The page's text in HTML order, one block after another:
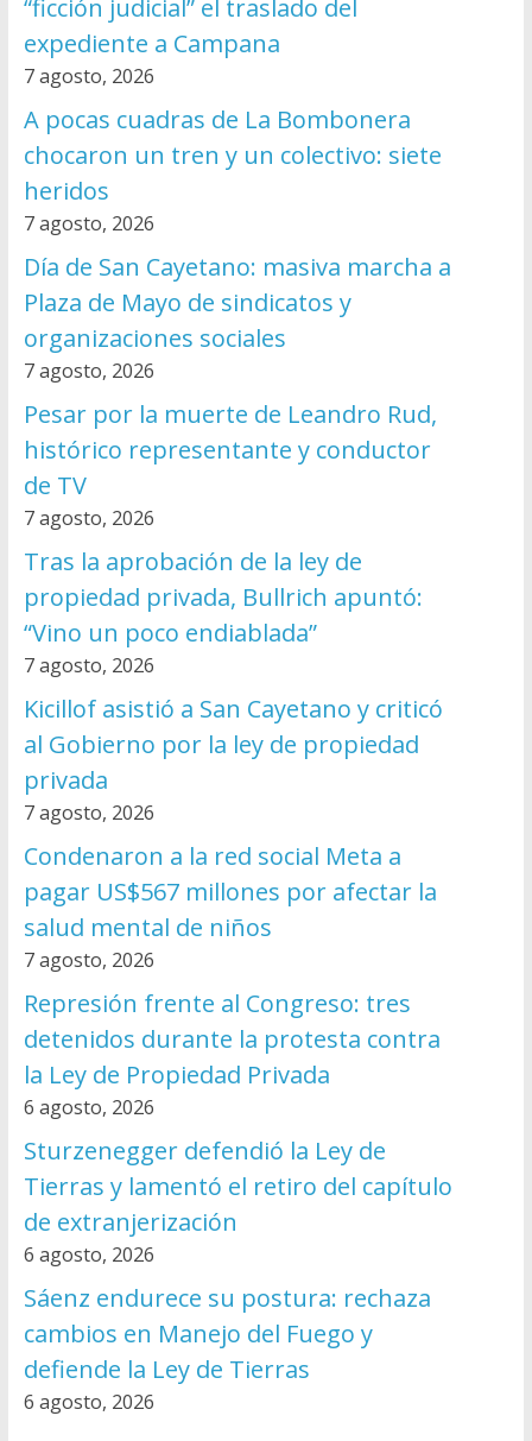
“ficción judicial” el traslado del
expediente a Campana
7 agosto, 2026
A pocas cuadras de La Bombonera
chocaron un tren y un colectivo: siete
heridos
7 agosto, 2026
Día de San Cayetano: masiva marcha a
Plaza de Mayo de sindicatos y
organizaciones sociales
7 agosto, 2026
Pesar por la muerte de Leandro Rud,
histórico representante y conductor
de TV
7 agosto, 2026
Tras la aprobación de la ley de
propiedad privada, Bullrich apuntó:
“Vino un poco endiablada”
7 agosto, 2026
Kicillof asistió a San Cayetano y criticó
al Gobierno por la ley de propiedad
privada
7 agosto, 2026
Condenaron a la red social Meta a
pagar US$567 millones por afectar la
salud mental de niños
7 agosto, 2026
Represión frente al Congreso: tres
detenidos durante la protesta contra
la Ley de Propiedad Privada
6 agosto, 2026
Sturzenegger defendió la Ley de
Tierras y lamentó el retiro del capítulo
de extranjerización
6 agosto, 2026
Sáenz endurece su postura: rechaza
cambios en Manejo del Fuego y
defiende la Ley de Tierras
6 agosto, 2026